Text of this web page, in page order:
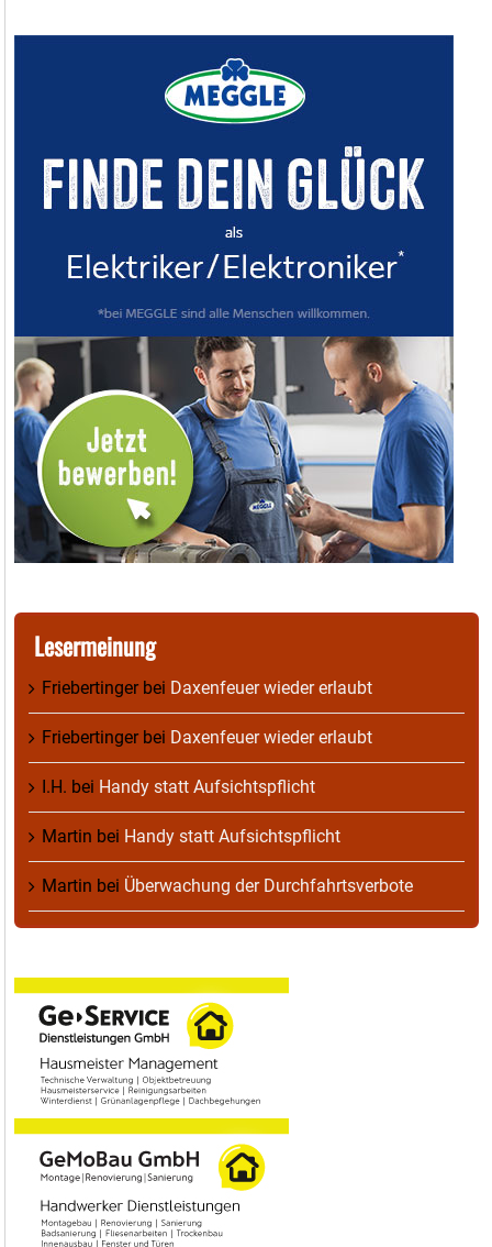
Lesermeinung
Friebertingerbei Daxenfeuer wieder erlaubt
Friebertingerbei Daxenfeuer wieder erlaubt
I.H. bei Handy statt Aufsichtspflicht
Martin bei Handy statt Aufsichtspflicht
Martin bei Überwachung der Durchfahrtsverbote